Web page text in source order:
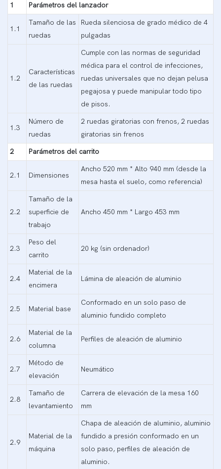
1 Parámetros del lanzador
1.1
Tamaño de las
ruedas
Rueda silenciosa de grado médico de 4
pulgadas
1.2
Características
de las ruedas
Cumple con las normas de seguridad
médica para el control de infecciones,
ruedas universales que no dejan pelusa
pegajosa y puede manipular todo tipo
de pisos.
1.3
Número de
ruedas
2 ruedas giratorias con frenos, 2 ruedas
giratorias sin frenos
2 Parámetros del carrito
2.1 Dimensiones
Ancho 520 mm * Alto 940 mm (desde la
mesa hasta el suelo, como referencia)
2.2
Tamaño de la
superficie de
trabajo
Ancho 450 mm * Largo 453 mm
2.3
Peso del
carrito
20 kg (sin ordenador)
2.4
Material de la
encimera
Lámina de aleación de aluminio
2.5 Material base
Conformado en un solo paso de
aluminio fundido completo
2.6
Material de la
columna
Perfiles de aleación de aluminio
2.7
Método de
elevación
Neumático
2.8
Tamaño de
levantamiento
Carrera de elevación de la mesa 160
mm
2.9
Material de la
máquina
Chapa de aleación de aluminio, aluminio
fundido a presión conformado en un
solo paso, perfiles de aleación de
aluminio.